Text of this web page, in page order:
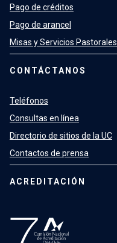
Pago de créditos
Pago de arancel
Misas y Servicios Pastorales
CONTÁCTANOS
Teléfonos
Consultas en línea
Directorio de sitios de la UC
Contactos de prensa
ACREDITACIÓN